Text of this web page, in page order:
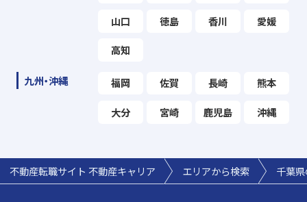
山口 徳島 香川 愛媛
高知
九州・沖縄 福岡 佐賀 長崎 熊本
大分 宮崎 鹿児島 沖縄
不動産転職サイト 不動産キャリア エリアから検索 千葉